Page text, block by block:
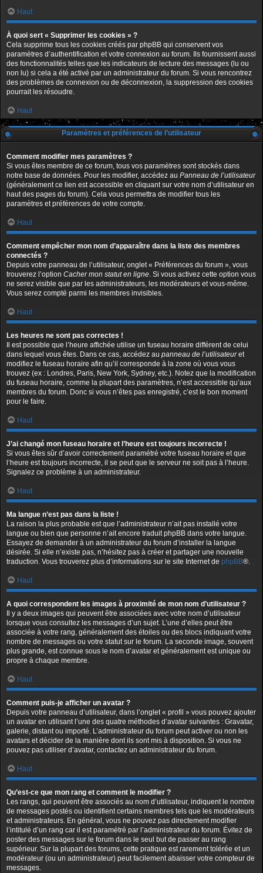
Haut
À quoi sert « Supprimer les cookies » ?
Cela supprime tous les cookies créés par phpBB qui conservent vos
paramètres d’authentification et votre connexion au forum. Ils fournissent aussi
des fonctionnalités telles que les indicateurs de lecture des messages (lu ou
non lu) si cela a été activé par un administrateur du forum. Si vous rencontrez
des problèmes de connexion ou de déconnexion, la suppression des cookies
pourrait les résoudre.
Haut
Paramètres et préférences de l’utilisateur
Comment modifier mes paramètres ?
Si vous êtes membre de ce forum, tous vos paramètres sont stockés dans
notre base de données. Pour les modifier, accédez au Panneau de l’utilisateur
(généralement ce lien est accessible en cliquant sur votre nom d’utilisateur en
haut des pages du forum). Cela vous permettra de modifier tous les
paramètres et préférences de votre compte.
Haut
Comment empêcher mon nom d’apparaître dans la liste des membres
connectés ?
Depuis votre panneau de l’utilisateur, onglet « Préférences du forum », vous
trouverez l’option Cacher mon statut en ligne. Si vous activez cette option vous
ne serez visible que par les administrateurs, les modérateurs et vous-même.
Vous serez compté parmi les membres invisibles.
Haut
Les heures ne sont pas correctes !
Il est possible que l’heure affichée utilise un fuseau horaire différent de celui
dans lequel vous êtes. Dans ce cas, accédez au panneau de l’utilisateuret
modifiez le fuseau horaire afin qu’il corresponde à la zone où vous vous
trouvez (ex : Londres, Paris, New York, Sydney, etc.). Notez que la modification
du fuseau horaire, comme la plupart des paramètres, n’est accessible qu’aux
membres du forum. Donc si vous n’êtes pas enregistré, c’est le bon moment
pour le faire.
Haut
J’ai changé mon fuseau horaire et l’heure est toujours incorrecte !
Si vous êtes sûr d’avoir correctement paramétré votre fuseau horaire et que
l’heure est toujours incorrecte, il se peut que le serveur ne soit pas à l’heure.
Signalez ce problème à un administrateur.
Haut
Ma langue n’est pas dans la liste !
La raison la plus probable est que l’administrateur n’ait pas installé votre
langue ou bien que personne n’ait encore traduit phpBB dans votre langue.
Essayez de demander à un administrateur du forum d’installer la langue
désirée. Si elle n’existe pas, n’hésitez pas à créer et partager une nouvelle
traduction. Vous trouverez plus d’informations sur le site Internet de phpBB®.
Haut
A quoi correspondent les images à proximité de mon nom d’utilisateur ?
Il y a deux images qui peuvent être associées avec votre nom d’utilisateur
lorsque vous consultez les messages d’un sujet. L’une d’elles peut être
associée à votre rang, généralement des étoiles ou des blocs indiquant votre
nombre de messages ou votre statut sur le forum. La seconde image, souvent
plus grande, est connue sous le nom d’avatar et généralement est unique ou
propre à chaque membre.
Haut
Comment puis-je afficher un avatar ?
Depuis votre panneau d’utilisateur, dans l’onglet « profil » vous pouvez ajouter
un avatar en utilisant l’une des quatre méthodes d’avatar suivantes : Gravatar,
galerie, distant ou importé. L’administrateur du forum peut activer ou non les
avatars et décider de la manière dont ils sont mis à disposition. Si vous ne
pouvez pas utiliser d’avatar, contactez un administrateur du forum.
Haut
Qu’est-ce que mon rang et comment le modifier ?
Les rangs, qui peuvent être associés au nom d’utilisateur, indiquent le nombre
de messages postés ou identifient certains membres tels que les modérateurs
et administrateurs. En général, vous ne pouvez pas directement modifier
l’intitulé d’un rang car il est paramétré par l’administrateur du forum. Évitez de
poster des messages sur le forum dans le seul but de passer au rang
supérieur. Sur la plupart des forums, cette pratique est rarement tolérée et un
modérateur (ou un administrateur) peut facilement abaisser votre compteur de
messages.